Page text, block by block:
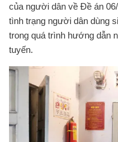
của người dân về Đề án
tình trạng người dân dùng
trong quá trình hướng dẫn
tuyến.